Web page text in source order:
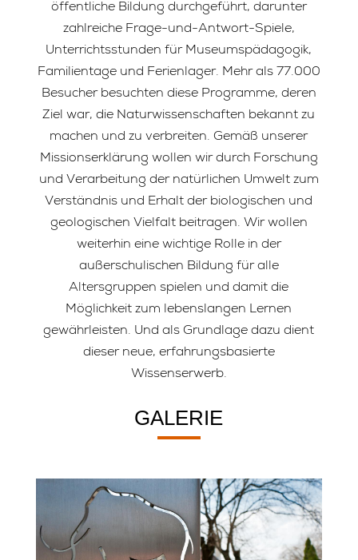
öffentliche Bildung durchgeführt, darunter
zahlreiche Frage-und-Antwort-Spiele,
Unterrichtsstunden für Museumspädagogik,
Familientage und Ferienlager. Mehr als 77.000
Besucher besuchten diese Programme, deren
Ziel war, die Naturwissenschaften bekannt zu
machen und zu verbreiten. Gemäß unserer
Missionserklärung wollen wir durch Forschung
und Verarbeitung der natürlichen Umwelt zum
Verständnis und Erhalt der biologischen und
geologischen Vielfalt beitragen. Wir wollen
weiterhin eine wichtige Rolle in der
außerschulischen Bildung für alle
Altersgruppen spielen und damit die
Möglichkeit zum lebenslangen Lernen
gewährleisten. Und als Grundlage dazu dient
dieser neue, erfahrungsbasierte
Wissenserwerb.
GALERIE